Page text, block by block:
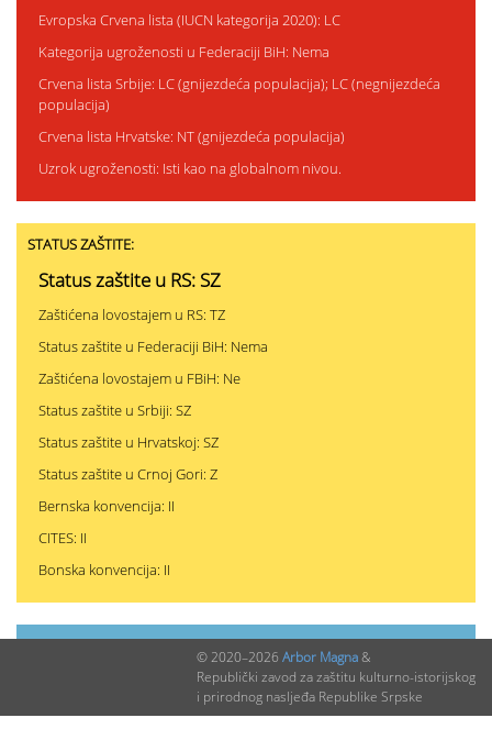
Evropska Crvena lista (IUCN kategorija 2020): LC
Kategorija ugroženosti u Federaciji BiH: Nema
Crvena lista Srbije: LC (gnijezdeća populacija); LC (negnijezdeća
populacija)
Crvena lista Hrvatske: NT (gnijezdeća populacija)
Uzrok ugroženosti: Isti kao na globalnom nivou.
STATUS ZAŠTITE:
Status zaštite u RS: SZ
Zaštićena lovostajem u RS: TZ
Status zaštite u Federaciji BiH: Nema
Zaštićena lovostajem u FBiH: Ne
Status zaštite u Srbiji: SZ
Status zaštite u Hrvatskoj: SZ
Status zaštite u Crnoj Gori: Z
Bernska konvencija: II
CITES: II
Bonska konvencija: II
PODACI O NALAZIMA (ukupno 0)
0
© 2020–2026 Arbor Magna&
Republički zavod za zaštitu kulturno-istorijskog
i prirodnog nasljeđa Republike Srpske